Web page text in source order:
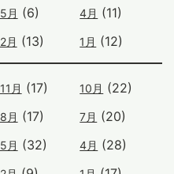
5月 (6) 4月 (11)
2月 (13) 1月 (12)
11月 (17) 10月 (22)
8月 (17) 7月 (20)
5月 (32) 4月 (28)